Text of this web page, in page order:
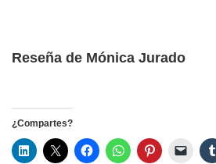
Reseña de Mónica Jurado
¿Compartes?